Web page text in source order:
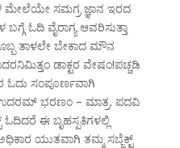
ಸಮಗ್ರ ಜ್ಞಾನ ಇರದ
ಓದಿ ವೈರಾಗ್ಯ ಆವರಿಸುತ್ತಾ
ತಾಳಲೇ ಬೇಕಾದ ಮೌನ
ಡಾಕ್ಟರ ವೇಷಂ!ಪಚ್ಚಡಿ
ಓದು ಸಂಪೂರ್ಣವಾಗಿ
ಭರಣಂ – ಮಾತ್ರ. ಪದವಿ
ಈ ಬೃಹಸ್ಪತಿಗಳಲ್ಲಿ
ಯುತವಾಗಿ ತಮ್ಮ ಸಬ್ಜೆಕ್ಟ್